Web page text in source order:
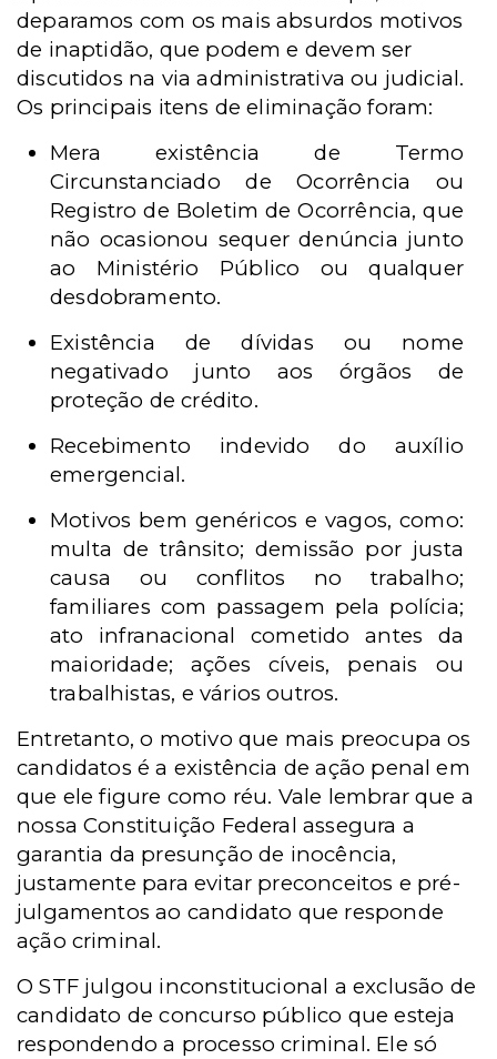
deparamos com os mais absurdos motivos
de inaptidão, que podem e devem ser
discutidos na via administrativa ou judicial.
Os principais itens de eliminação foram:
Mera existência de Termo
Circunstanciado de Ocorrência ou
Registro de Boletim de Ocorrência, que
não ocasionou sequer denúncia junto
ao Ministério Público ou qualquer
desdobramento.
Existência de dívidas ou nome
negativado junto aos órgãos de
proteção de crédito.
Recebimento indevido do auxílio
emergencial.
Motivos bem genéricos e vagos, como:
multa de trânsito; demissão por justa
causa ou conflitos no trabalho;
familiares com passagem pela polícia;
ato infranacional cometido antes da
maioridade; ações cíveis, penais ou
trabalhistas, e vários outros.
Entretanto, o motivo que mais preocupa os
candidatos é a existência de ação penal em
que ele figure como réu. Vale lembrar que a
nossa Constituição Federal assegura a
garantia da presunção de inocência,
justamente para evitar preconceitos e pré-
julgamentos ao candidato que responde
ação criminal.
O STF julgou inconstitucional a exclusão de
candidato de concurso público que esteja
respondendo a processo criminal. Ele só